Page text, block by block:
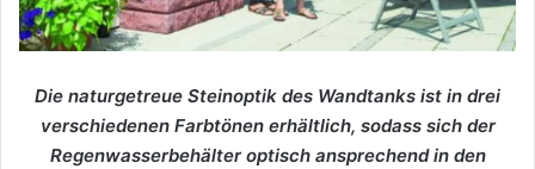
Die naturgetreue Steinoptik des Wandtanks ist in drei
verschiedenen Farbtönen erhältlich, sodass sich der
Regenwasserbehälter optisch ansprechend in den